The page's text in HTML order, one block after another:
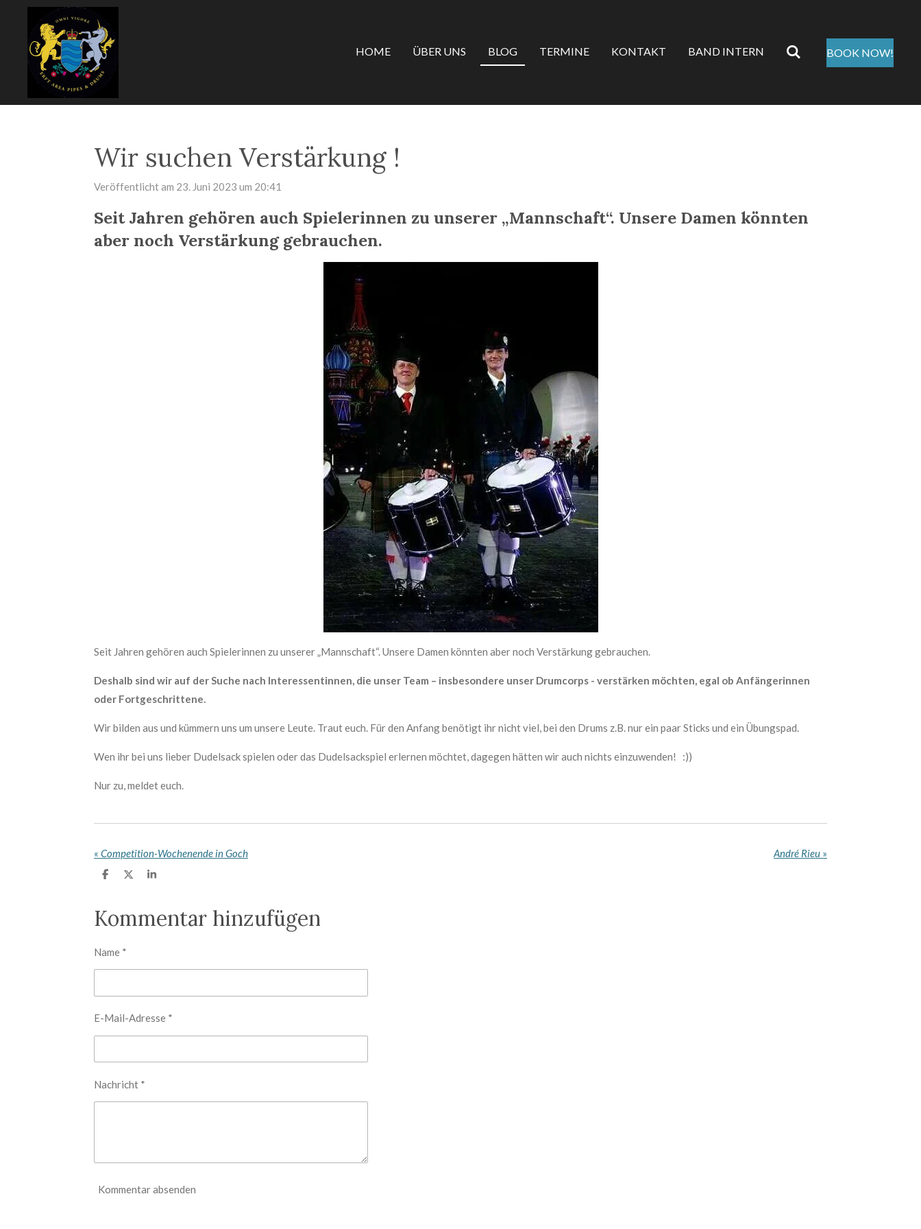
Hauptinhalt
springen
HOME ÜBER UNS BLOG TERMINE KONTAKT BAND INTERN BOOK NOW!
Wir suchen Verstärkung !
Veröffentlicht am 23. Juni 2023 um 20:41
Seit Jahren gehören auch Spielerinnen zu unserer „Mannschaft“. Unsere Damen könnten
aber noch Verstärkung gebrauchen.
Seit Jahren gehören auch Spielerinnen zu unserer „Mannschaft“. Unsere Damen könnten aber noch Verstärkung gebrauchen.
Deshalb sind wir auf der Suche nach Interessentinnen, die unser Team – insbesondere unser Drumcorps - verstärken möchten, egal ob Anfängerinnen
oder Fortgeschrittene.
Wir bilden aus und kümmern uns um unsere Leute. Traut euch. Für den Anfang benötigt ihr nicht viel, bei den Drums z.B. nur ein paar Sticks und ein Übungspad.
Wen ihr bei uns lieber Dudelsack spielen oder das Dudelsackspiel erlernen möchtet, dagegen hätten wir auch nichts einzuwenden! :))
Nur zu, meldet euch.
« Competition-Wochenende in Goch André Rieu »
T
l
e
n
T
e
n
T
e
n
Kommentar hinzufügen
Name *
E-Mail-Adresse *
Nachricht *
Kommentar absenden